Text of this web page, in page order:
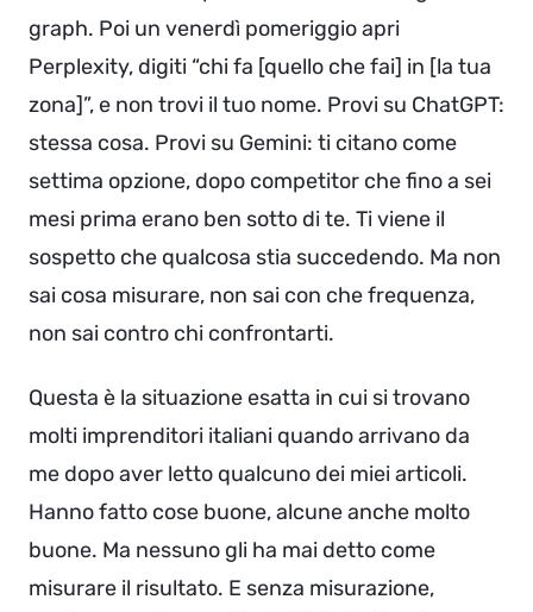
graph. Poi un venerdì pomeriggio apri
Perplexity, digiti “chi fa [quello che fai] in [la tua
zona]”, e non trovi il tuo nome. Provi su ChatGPT:
stessa cosa. Provi su Gemini: ti citano come
settima opzione, dopo competitor che fino a sei
mesi prima erano ben sotto di te. Ti viene il
sospetto che qualcosa stia succedendo. Ma non
sai cosa misurare, non sai con che frequenza,
non sai contro chi confrontarti.
Questa è la situazione esatta in cui si trovano
molti imprenditori italiani quando arrivano da
me dopo aver letto qualcuno dei miei articoli.
Hanno fatto cose buone, alcune anche molto
buone. Ma nessuno gli ha mai detto come
misurare il risultato. E senza misurazione,